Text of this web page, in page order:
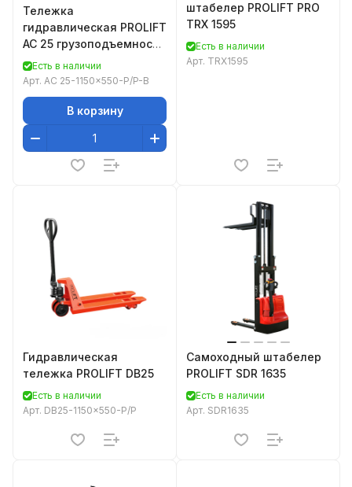
Тележка
гидравлическая PROLIFT
AC 25 грузоподъемность
2500 кг, колеса
полиуретан, вилы
Есть в наличии
Арт. AC 25-1150x550-P/P-B
В корзину
штабелер PROLIFT PRO
TRX 1595
Есть в наличии
Арт. TRX1595
Гидравлическая
тележка PROLIFT DB25
Есть в наличии
Арт. DB25-1150x550-P/P
Самоходный штабелер
PROLIFT SDR 1635
Есть в наличии
Арт. SDR1635